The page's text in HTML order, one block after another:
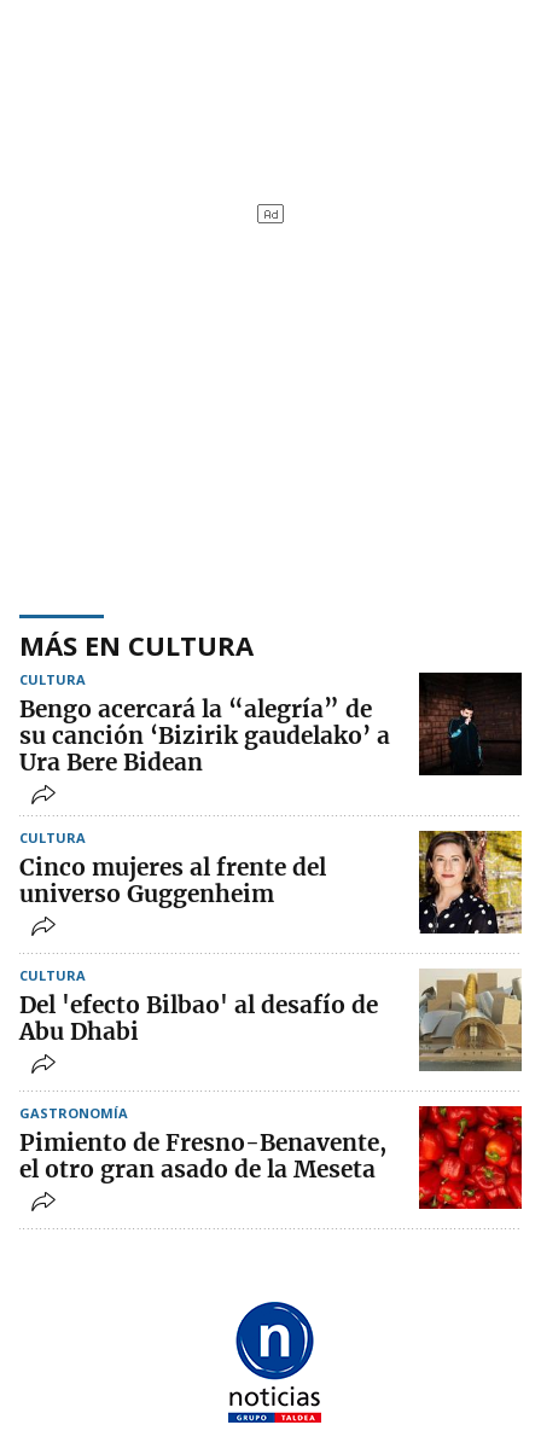
MÁS EN CULTURA
CULTURA
Bengo acercará la “alegría” de
su canción ‘Bizirik gaudelako’ a
Ura Bere Bidean
CULTURA
Cinco mujeres al frente del
universo Guggenheim
CULTURA
Del 'efecto Bilbao' al desafío de
Abu Dhabi
GASTRONOMÍA
Pimiento de Fresno-Benavente,
el otro gran asado de la Meseta